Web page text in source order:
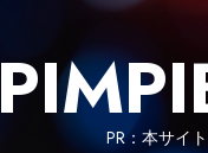
content
PR：本サイ